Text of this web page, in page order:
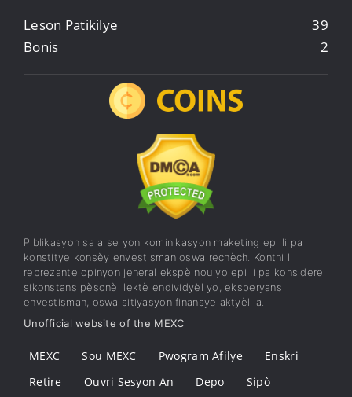
Leson Patikilye
39
Bonis
2
Piblikasyon sa a se yon kominikasyon maketing epi li pa
konstitye konsèy envestisman oswa rechèch. Kontni li
reprezante opinyon jeneral ekspè nou yo epi li pa konsidere
sikonstans pèsonèl lektè endividyèl yo, eksperyans
envestisman, oswa sitiyasyon finansye aktyèl la.
Unofficial website of the MEXC
MEXC Sou MEXC Pwogram Afilye
Enskri
Retire
Ouvri Sesyon An Depo Sipò